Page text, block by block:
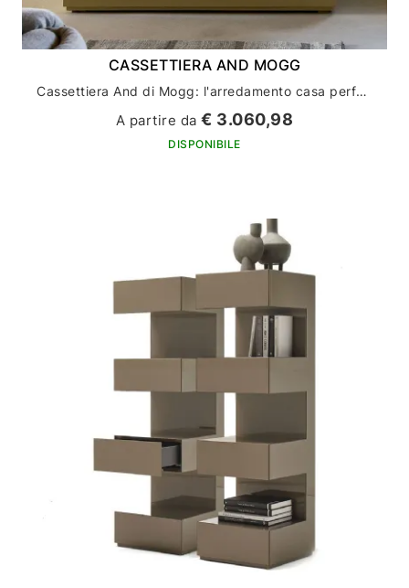
CASSETTIERA AND MOGG
Cassettiera And di Mogg: l'arredamento casa perfetto per un design moderno
A partire da€ 3.060,98
DISPONIBILE